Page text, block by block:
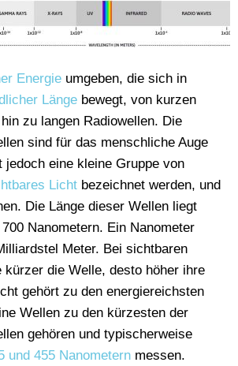
Energie umgeben, die sich in
Länge bewegt, von kurzen
zu langen Radiowellen. Die
sind für das menschliche Auge
jedoch eine kleine Gruppe von
Licht bezeichnet werden, und
Die Länge dieser Wellen liegt
Nanometern. Ein Nanometer
Meter. Bei sichtbaren
kürzer die Welle, desto höher ihre
gehört zu den energiereichsten
Wellen zu den kürzesten der
gehören und typischerweise
und 455 Nanometern messen.